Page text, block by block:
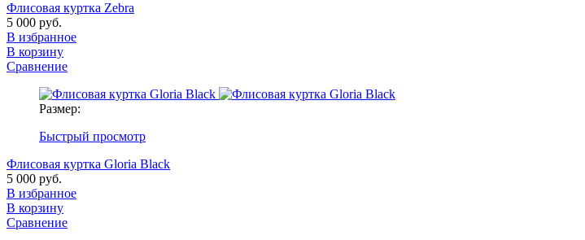
Флисовая куртка Zebra
5 000 руб.
В избранное
В корзину
Сравнение
Размер:
Быстрый просмотр
Флисовая куртка Gloria Black
5 000 руб.
В избранное
В корзину
Сравнение